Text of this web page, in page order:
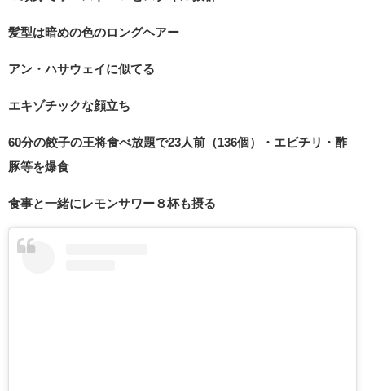
髪型は暗めの色のロングヘアー
アン・ハサウェイに似てる
エキゾチックな顔立ち
60分の餃子の王将食べ放題で23人前（136個）・エビチリ・酢
豚等を爆食
食事と一緒にレモンサワー８杯も摂る